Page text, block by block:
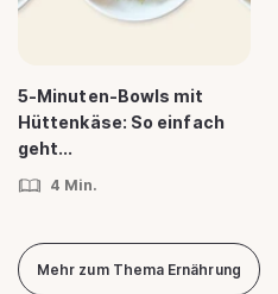
5-Minuten-Bowls mit
Hüttenkäse: So einfach
geht...
4 Min.
Mehr zum Thema Ernährung